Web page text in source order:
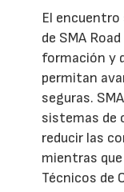
El
de SMA
formación y
permitan
seguras.
sistemas de
reducir las
mientras
Técnicos de